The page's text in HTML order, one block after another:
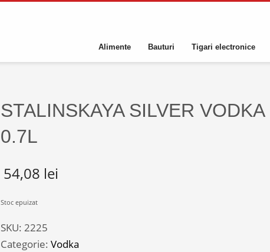
Alimente Bauturi Tigari electronice
STALINSKAYA SILVER VODKA
0.7L
54,08 lei
Stoc epuizat
SKU: 2225
Categorie: Vodka